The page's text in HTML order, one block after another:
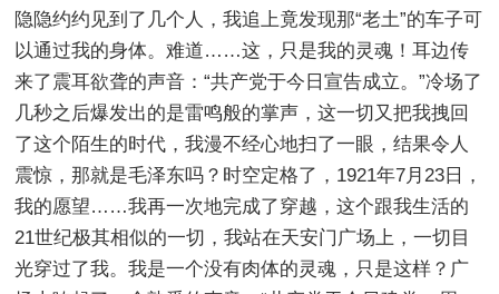
隐隐约约见到了几个人，我追上竟发现那“老土”的车子可
以通过我的身体。难道……这，只是我的灵魂！耳边传
来了震耳欲聋的声音：“共产党于今日宣告成立。”冷场了
几秒之后爆发出的是雷鸣般的掌声，这一切又把我拽回
了这个陌生的时代，我漫不经心地扫了一眼，结果令人
震惊，那就是毛泽东吗？时空定格了，1921年7月23日，
我的愿望……我再一次地完成了穿越，这个跟我生活的
21世纪极其相似的一切，我站在天安门广场上，一切目
光穿过了我。我是一个没有肉体的灵魂，只是这样？广